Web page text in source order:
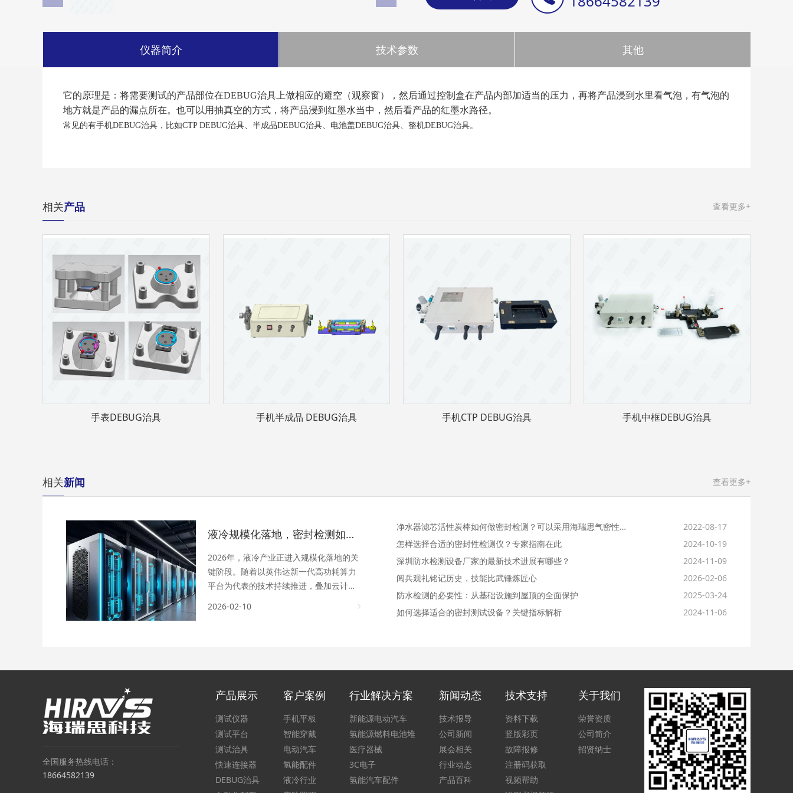
仪器简介 技术参数 其他
它的原理是：将需要测试的产品部位在DEBUG治具上做相应的避空（观察窗），然后通过控制盒在产品内部加适当的压力，再将产品浸到水里看气泡，有气泡的
地方就是产品的漏点所在。也可以用抽真空的方式，将产品浸到红墨水当中，然后看产品的红墨水路径。
常见的有手机DEBUG治具，比如CTP DEBUG治具、半成品DEBUG治具、电池盖DEBUG治具、整机DEBUG治具。
相关产品 查看更多+
手表DEBUG治具 手机半成品 DEBUG治具 手机CTP DEBUG治具 手机中框DEBUG治具
相关新闻 查看更多+
液冷规模化落地，密封检测如何真正守住算力生命线？
2026年，液冷产业正进入规模化落地的关
键阶段。随着以英伟达新一代高功耗算力
平台为代表的技术持续推进，叠加云计算
2026-02-10
净水器滤芯活性炭棒如何做密封检测？可以采用海瑞思气密性测试仪
2022-08-17
怎样选择合适的密封性检测仪？专家指南在此
2024-10-19
深圳防水检测设备厂家的最新技术进展有哪些？
2024-11-09
阅兵观礼铭记历史，技能比武锤炼匠心
2026-02-06
防水检测的必要性：从基础设施到屋顶的全面保护
2025-03-24
如何选择适合的密封测试设备？关键指标解析
2024-11-06
产品展示
测试仪器
测试平台
测试治具
快速连接器
DEBUG治具
客户案例
手机平板
智能穿戴
电动汽车
氢能配件
液冷行业
行业解决方案
新能源电动汽车
氢能源燃料电池堆
医疗器械
3C电子
氢能汽车配件
新闻动态
技术报导
公司新闻
展会相关
行业动态
产品百科
技术支持
资料下载
竖版彩页
故障报修
注册码获取
视频帮助
关于我们
荣誉资质
公司简介
招贤纳士
全国服务热线电话：
18664582139